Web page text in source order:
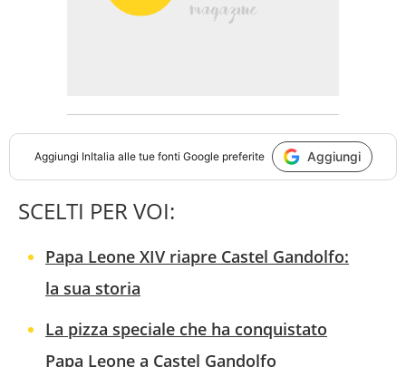
Aggiungi InItalia alle tue fonti Google preferite Aggiungi
SCELTI PER VOI:
Papa Leone XIV riapre Castel Gandolfo:
la sua storia
La pizza speciale che ha conquistato
Papa Leone a Castel Gandolfo